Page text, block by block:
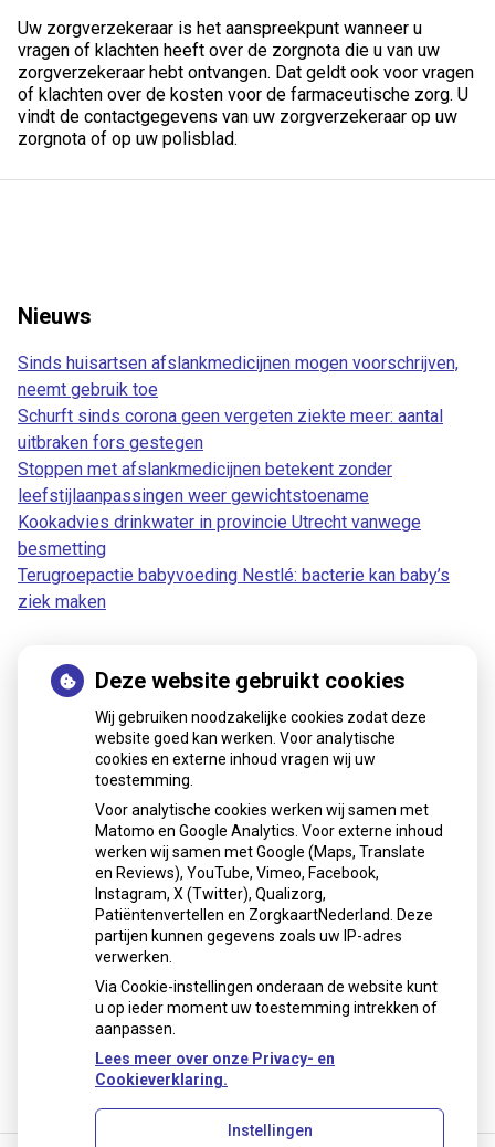
Uw zorgverzekeraar is het aanspreekpunt wanneer u
vragen of klachten heeft over de zorgnota die u van uw
zorgverzekeraar hebt ontvangen. Dat geldt ook voor vragen
of klachten over de kosten voor de farmaceutische zorg. U
vindt de contactgegevens van uw zorgverzekeraar op uw
zorgnota of op uw polisblad.
Nieuws
Sinds huisartsen afslankmedicijnen mogen voorschrijven,
neemt gebruik toe
Schurft sinds corona geen vergeten ziekte meer: aantal
uitbraken fors gestegen
Stoppen met afslankmedicijnen betekent zonder
leefstijlaanpassingen weer gewichtstoename
Kookadvies drinkwater in provincie Utrecht vanwege
besmetting
Terugroepactie babyvoeding Nestlé: bacterie kan baby’s
ziek maken
Patiëntenomgeving
Herhaalrecepten aanvragen
Patiëntenomgeving
Deze website gebruikt cookies
Wij gebruiken noodzakelijke cookies zodat deze
website goed kan werken. Voor analytische
cookies en externe inhoud vragen wij uw
toestemming.
Voor analytische cookies werken wij samen met
Matomo en Google Analytics. Voor externe inhoud
werken wij samen met Google (Maps, Translate
en Reviews), YouTube, Vimeo, Facebook,
Instagram, X (Twitter), Qualizorg,
Patiëntenvertellen en ZorgkaartNederland. Deze
partijen kunnen gegevens zoals uw IP-adres
verwerken.
Via Cookie-instellingen onderaan de website kunt
u op ieder moment uw toestemming intrekken of
aanpassen.
Lees meer over onze Privacy- en
Cookieverklaring.
Instellingen